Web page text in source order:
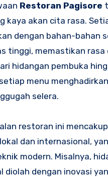
Restoran Pagisore
kaya akan cita rasa.
dengan bahan-bahan
tinggi, memastikan
hidangan pembuka
menu
selera.
restoran ini
dan internasional,
modern. Misalnya,
diolah dengan inovasi